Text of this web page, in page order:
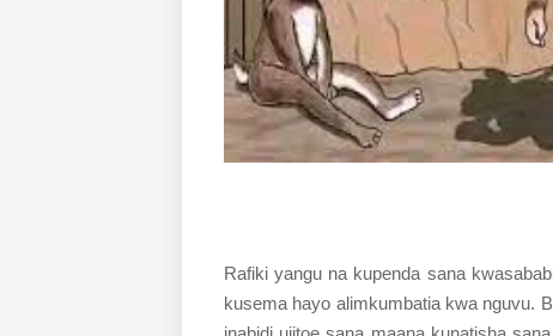
Rafiki yangu na kupenda sana
kusema hayo alimkumbatia kwa nguvu.